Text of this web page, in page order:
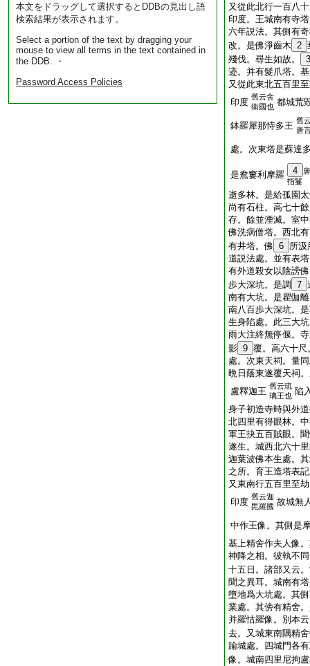
本文をドラッグして選択するとDDBの見出し語
検索結果が表示されます。
Select a portion of the text by dragging your
mouse to view all terms in the text contained in
the DDB. ・
Password Access Policies
又從此北行一百八
印度。王城南有寺
六年説法。其側有
改。是佛淨齒木 2
殘伐。尋生如故。
3
迹。并有髮爪塔。
又從此東北五百里
印度 舊云舍
衞國也 都城荒
鉢羅犀那恃多王 舊
唐
處。次東塔是蘇達
是鴦窶利摩羅 4
指鬘
逝多林。是給孤園
尚有石柱。高七十
存。餘並湮滅。室
佛洗病僧塔。西北
有井塔。佛 6 所汲
道説法處。並有表
有外道殺女以陰謗
歩大深坑。是調 7
南有大坑。是瞿伽
南八百歩大深坑。
生身陷處。此三大
雨大注終無停偃。
影 9 覆。高六十尺
處。次東天祠。量
晩日蔭東遂覆天祠
盧釋迦王 舊云琉
璃王也 陷
身子初造寺時與外
北四里有得眼林。
軍王抉五百賊眼。
遂生。城西北六十
迦葉波佛本生處。
之所。育王造塔表
又東南行五百里至
印度 舊云迦
毘羅國 故城無
中作王像。其側是
基上精舍作夫人像
神降之相。彼執不
十五日。諸部又云
聞之異耳。城南有
墮地爲大坑處。其
業處。其傍有精舍
并羅怙羅像。別本
去。又城東南隅精
踰城處。四城門各
像。城南四里尼拘